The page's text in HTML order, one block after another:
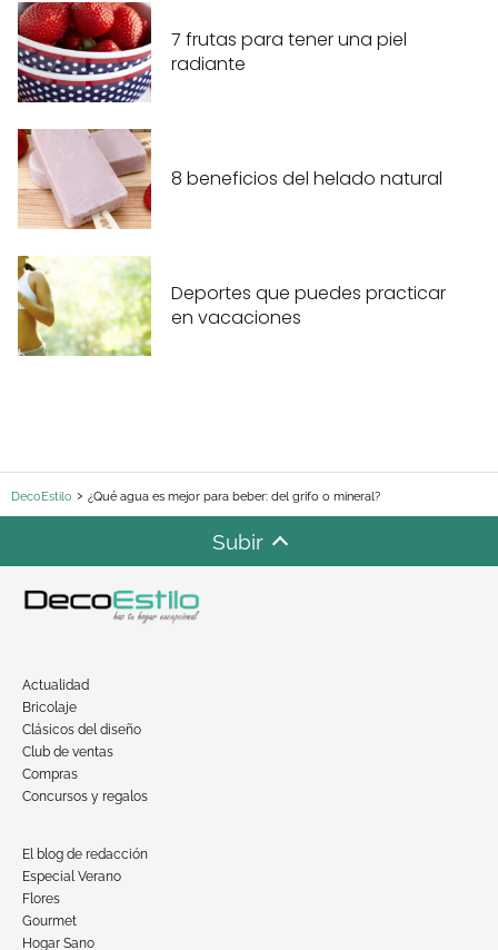
7 frutas para tener una piel
radiante
8 beneficios del helado natural
Deportes que puedes practicar
en vacaciones
DecoEstilo ¿Qué agua es mejor para beber: del grifo o mineral?
Subir
Actualidad
Bricolaje
Clásicos del diseño
Club de ventas
Compras
Concursos y regalos
El blog de redacción
Especial Verano
Flores
Gourmet
Hogar Sano